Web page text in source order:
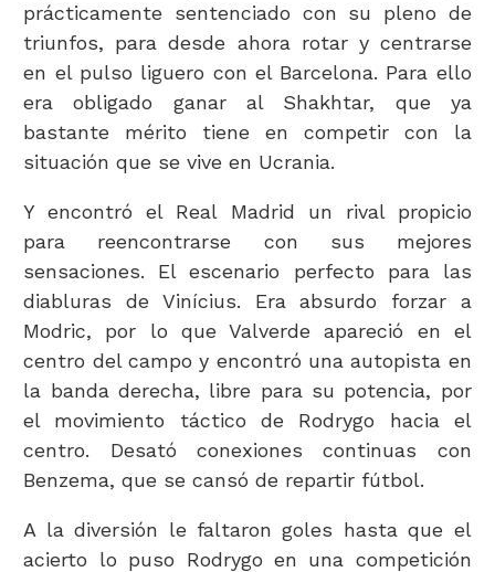
prácticamente sentenciado con su pleno de
triunfos, para desde ahora rotar y centrarse
en el pulso liguero con el Barcelona. Para ello
era obligado ganar al Shakhtar, que ya
bastante mérito tiene en competir con la
situación que se vive en Ucrania.
Y encontró el Real Madrid un rival propicio
para reencontrarse con sus mejores
sensaciones. El escenario perfecto para las
diabluras de Vinícius. Era absurdo forzar a
Modric, por lo que Valverde apareció en el
centro del campo y encontró una autopista en
la banda derecha, libre para su potencia, por
el movimiento táctico de Rodrygo hacia el
centro. Desató conexiones continuas con
Benzema, que se cansó de repartir fútbol.
A la diversión le faltaron goles hasta que el
acierto lo puso Rodrygo en una competición